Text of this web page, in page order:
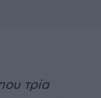
τρία